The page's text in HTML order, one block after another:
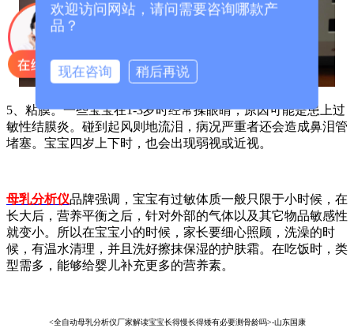
5、粘膜。一些宝宝在1-3岁时经常揉眼睛，原因可能是患上过
敏性结膜炎。碰到起风则地流泪，病况严重者还会造成鼻泪管
堵塞。宝宝四岁上下时，也会出现弱视或近视。
母乳分析仪品牌强调，宝宝有过敏体质一般只限于小时候，在
长大后，营养平衡之后，针对外部的气体以及其它物品敏感性
就变小。所以在宝宝小的时候，家长要细心照顾，洗澡的时
候，有温水清理，并且洗好擦抹保湿的护肤霜。在吃饭时，类
型需多，能够给婴儿补充更多的营养素。
<全自动母乳分析仪厂家解读宝宝长得慢长得矮有必要测骨龄吗>-山东国康
欢迎访问网站，请问需要咨询哪款产
品？
现在咨询 稍后再说